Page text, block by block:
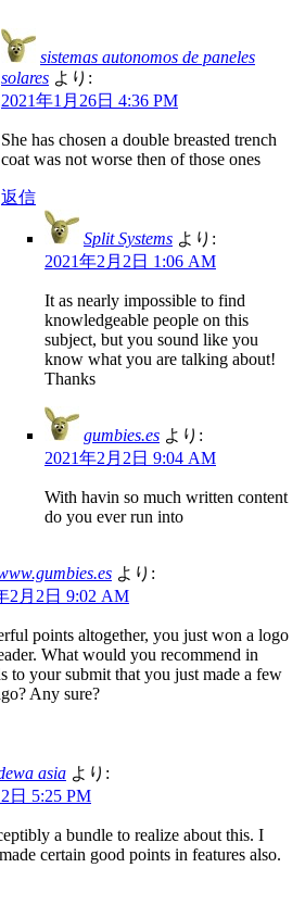
sistemas autonomos de paneles
solares より:
2021年1月26日 4:36 PM
She has chosen a double breasted trench
coat was not worse then of those ones
返信
Split Systems より:
2021年2月2日 1:06 AM
It as nearly impossible to find
knowledgeable people on this
subject, but you sound like you
know what you are talking about!
Thanks
gumbies.es より:
2021年2月2日 9:04 AM
With havin so much written content
do you ever run into
より:
2月2日 9:02 AM
points altogether, you just won a logo
What would you recommend in
to your submit that you just made a few
Any sure?
asia より:
日 5:25 PM
a bundle to realize about this. I
certain good points in features also.